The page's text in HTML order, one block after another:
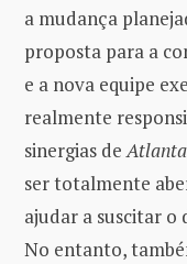
a mudança
proposta para a
e a nova equipe
realmente
sinergias deAtlanta
ser totalmente
ajudar a suscitar o
No entanto,